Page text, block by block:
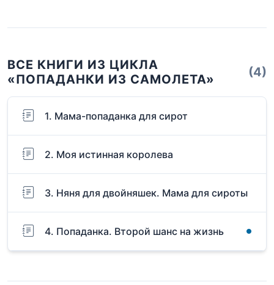
ВСЕ КНИГИ ИЗ ЦИКЛА
«ПОПАДАНКИ ИЗ САМОЛЕТА»
(4)
1. Мама-попаданка для сирот
2. Моя истинная королева
3. Няня для двойняшек. Мама для сироты
4. Попаданка. Второй шанс на жизнь